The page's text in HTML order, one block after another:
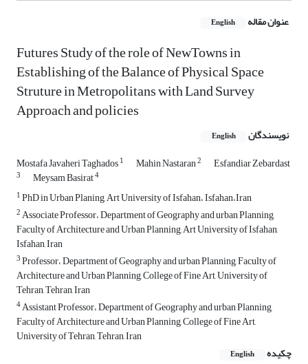
عنوان مقاله English
Futures Study of the role of NewTowns in
Establishing of the Balance of Physical Space
Struture in Metropolitans with Land Survey
Approach and policies
نویسندگان English
Mostafa Javaheri Taghados1 Mahin Nastaran2 Esfandiar Zebardast
3 Meysam Basirat4
1PhD in Urban Planing, Art University of Isfahan، Isfahan،Iran
2Associate Professor، Department of Geography and urban Planning,
Faculty of Architecture and Urban Planning, Art University of Isfahan,
Isfahan, Iran
3Professor، Department of Geography and urban Planning, Faculty of
Architecture and Urban Planning, College of Fine Art, University of
Tehran, Tehran, Iran
4Assistant Professor، Department of Geography and urban Planning,
Faculty of Architecture and Urban Planning, College of Fine Art,
University of Tehran, Tehran, Iran
چکیده
English